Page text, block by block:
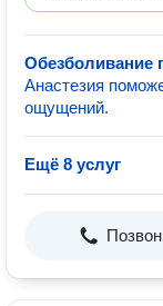
Обезболивание
Анастезия
ощущений.
Ещё 8 услуг